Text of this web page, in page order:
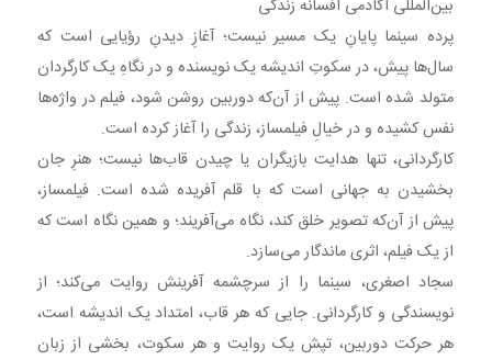
بین‌المللی آکادمی افسانه زندگی
پرده سینما پایانِ یک مسیر نیست؛ آغازِ دیدنِ رؤیایی است که
سال‌ها پیش، در سکوتِ اندیشه یک نویسنده و در نگاهِ یک کارگردان
متولد شده است. پیش از آن‌که دوربین روشن شود، فیلم در واژه‌ها
نفس کشیده و در خیالِ فیلمساز، زندگی را آغاز کرده است.
کارگردانی، تنها هدایت بازیگران یا چیدن قاب‌ها نیست؛ هنرِ جان
بخشیدن به جهانی است که با قلم آفریده شده است. فیلمساز،
پیش از آن‌که تصویر خلق کند، نگاه می‌آفریند؛ و همین نگاه است که
از یک فیلم، اثری ماندگار می‌سازد.
سجاد اصغری، سینما را از سرچشمه آفرینش روایت می‌کند؛ از
نویسندگی و کارگردانی. جایی که هر قاب، امتداد یک اندیشه است،
هر حرکت دوربین، تپش یک روایت و هر سکوت، بخشی از زبان